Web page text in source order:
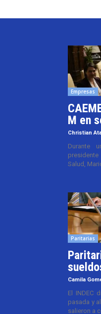
Empresas
M en
Christian
Durante
Salud,
Paritarias
Camila
El INDEC
pasada y
salieron a